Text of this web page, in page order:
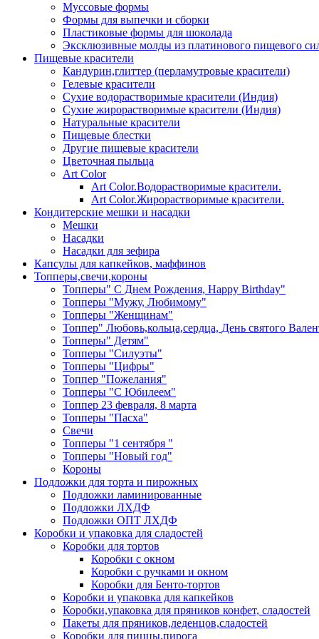
Муссовые формы
Формы для выпечки и сборки
Пластиковые формы для шоколада
Эксклюзивные молды из платинового пищевого
Пищевые красители
Кандурин,глиттер (перламутровые красители)
Гелевые красители
Сухие водорастворимые красители (Индия)
Сухие жирорастворимые красители (Индия)
Натуральные красители
Пищевые блестки
Другие пищевые красители
Цветочная пыльца
Art Color
Art Color.Водорастворимые красители.
Art Color.Жирорастворимые красители.
Кондитерские мешки и насадки
Мешки
Насадки
Насадки для зефира
Капсулы для капкейков, маффинов
Топперы,свечи,короны
Топперы" С Днем Рождения, Happy Birthday"
Топперы "Мужу, Любимому"
Топперы "Женщинам"
Топпер" Любовь,кольца,сердца, День святого
Топперы" Детям"
Топперы "Силуэты"
Топперы "Цифры"
Топпер "Пожелания"
Топперы "С Юбилеем"
Топпер 23 февраля, 8 марта
Топперы "Пасха"
Свечи
Топперы "1 сентября "
Топперы "Новый год"
Короны
Подложки для торта и пирожных
Подложки ламинированные
Подложки ЛХДФ
Подложки ОПТ ЛХДФ
Коробки и упаковка для сладостей
Коробки для тортов
Коробки с окном
Коробки с ручками и окном
Коробки для Бенто-тортов
Коробки и упаковка для капкейков
Коробки,упаковка для пряников конфет, сладостей
Пакеты для пряников,леденцов,сладостей
Коробки для пиццы,пирога